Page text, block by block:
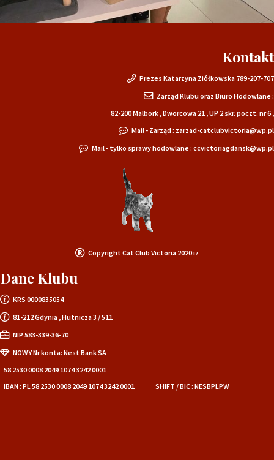
Kontakt
Prezes Katarzyna Ziółkowska 789-207-707
Zarząd Klubu oraz Biuro Hodowlane :
82-200 Malbork , Dworcowa 21 , UP 2 skr. poczt. nr 6 ,
Mail - Zarząd : zarzad-catclubvictoria@wp.pl
Mail - tylko sprawy hodowlane : ccvictoriagdansk@wp.pl
Copyright Cat Club Victoria 2020 iz
Dane Klubu
KRS 0000835054
81-212 Gdynia , Hutnicza 3 / 511
NIP 583-339-36-70
NOWY Nr konta: Nest Bank SA
58 2530 0008 2049 1074 3242 0001
IBAN : PL 58 2530 0008 2049 1074 3242 0001
SHIFT / BIC : NESBPLPW